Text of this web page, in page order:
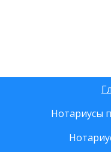
Нотариусы